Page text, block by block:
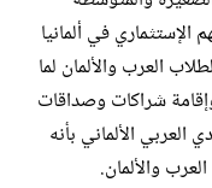
‏في ألمانيا
العرب والألمان لما
شراكات وصداقات
الألماني بأنه
والألمان.‏